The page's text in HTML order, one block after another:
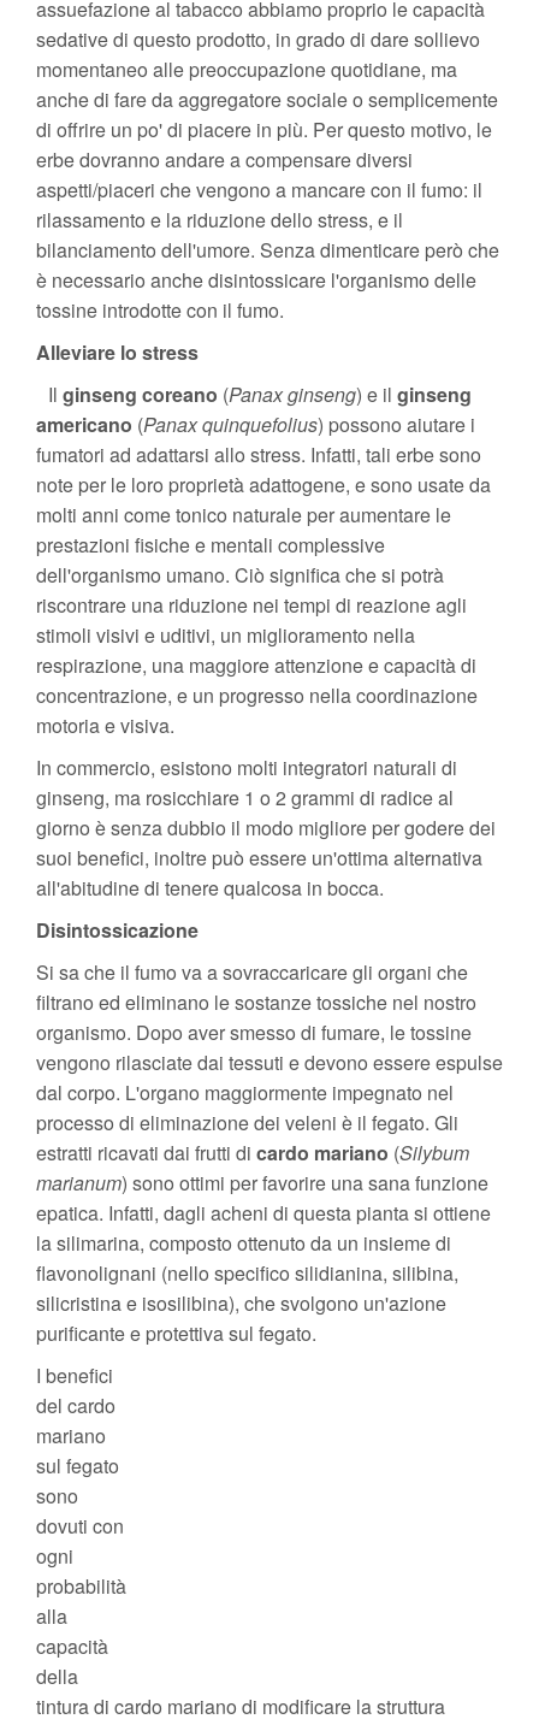
assuefazione al tabacco abbiamo proprio le capacità
sedative di questo prodotto, in grado di dare sollievo
momentaneo alle preoccupazione quotidiane, ma
anche di fare da aggregatore sociale o semplicemente
di offrire un po' di piacere in più. Per questo motivo, le
erbe dovranno andare a compensare diversi
aspetti/piaceri che vengono a mancare con il fumo: il
rilassamento e la riduzione dello stress, e il
bilanciamento dell'umore. Senza dimenticare però che
è necessario anche disintossicare l'organismo delle
tossine introdotte con il fumo.
Alleviare lo stress
Il ginseng coreano (Panax ginseng) e il ginseng
americano (Panax quinquefolius) possono aiutare i
fumatori ad adattarsi allo stress. Infatti, tali erbe sono
note per le loro proprietà adattogene, e sono usate da
molti anni come tonico naturale per aumentare le
prestazioni fisiche e mentali complessive
dell'organismo umano. Ciò significa che si potrà
riscontrare una riduzione nei tempi di reazione agli
stimoli visivi e uditivi, un miglioramento nella
respirazione, una maggiore attenzione e capacità di
concentrazione, e un progresso nella coordinazione
motoria e visiva.
In commercio, esistono molti integratori naturali di
ginseng, ma rosicchiare 1 o 2 grammi di radice al
giorno è senza dubbio il modo migliore per godere dei
suoi benefici, inoltre può essere un'ottima alternativa
all'abitudine di tenere qualcosa in bocca.
Disintossicazione
Si sa che il fumo va a sovraccaricare gli organi che
filtrano ed eliminano le sostanze tossiche nel nostro
organismo. Dopo aver smesso di fumare, le tossine
vengono rilasciate dai tessuti e devono essere espulse
dal corpo. L'organo maggiormente impegnato nel
processo di eliminazione dei veleni è il fegato. Gli
estratti ricavati dai frutti di cardo mariano (Silybum
marianum) sono ottimi per favorire una sana funzione
epatica. Infatti, dagli acheni di questa pianta si ottiene
la silimarina, composto ottenuto da un insieme di
flavonolignani (nello specifico silidianina, silibina,
silicristina e isosilibina), che svolgono un'azione
purificante e protettiva sul fegato.
I benefici
del cardo
mariano
sul fegato
sono
dovuti con
ogni
probabilità
alla
capacità
della
tintura di cardo mariano di modificare la struttura